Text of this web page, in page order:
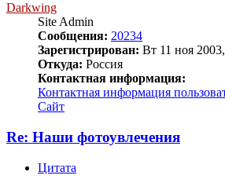
Darkwing
Site Admin
Сообщения: 20234
Зарегистрирован: Вт 11 ноя
Откуда: Россия
Контактная информация:
Контактная информация
Сайт
Re: Наши фотоувлечения
Цитата